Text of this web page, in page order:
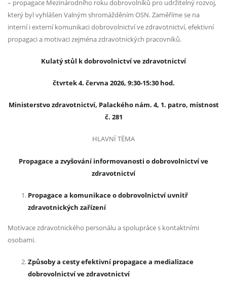
– propagace Mezinárodního roku dobrovolníků pro udržitelný rozvoj,
který byl vyhlášen Valným shromážděním OSN. Zaměříme se na
interní i externí komunikaci dobrovolnictví ve zdravotnictví, efektivní
propagaci a motivaci zejména zdravotnických pracovníků.
Kulatý stůl k dobrovolnictví ve zdravotnictví
čtvrtek 4. června 2026, 9:30-15:30 hod.
Ministerstvo zdravotnictví, Palackého nám. 4, 1. patro, místnost
č. 281
HLAVNÍ TÉMA
Propagace a zvyšování informovanosti o dobrovolnictví ve
zdravotnictví
Propagace a komunikace o dobrovolnictví uvnitř
zdravotnických zařízení
Motivace zdravotnického personálu a spolupráce s kontaktními
osobami.
Způsoby a cesty efektivní propagace a medializace
dobrovolnictví ve zdravotnictví